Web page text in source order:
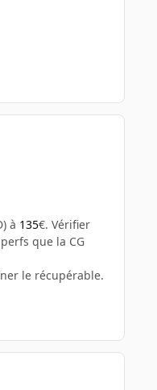
à 135€. Vérifier
que la CG
le récupérable.